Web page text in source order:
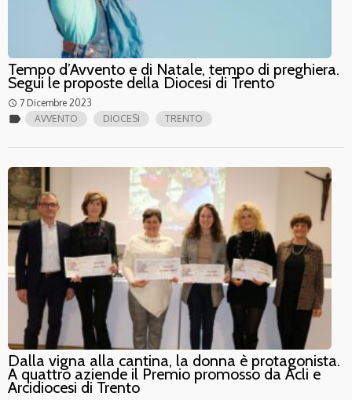
Tempo d’Avvento e di Natale, tempo di preghiera.
Segui le proposte della Diocesi di Trento
access_time 7 Dicembre 2023
label AVVENTO DIOCESI TRENTO
Dalla vigna alla cantina, la donna è protagonista.
A quattro aziende il Premio promosso da Acli e
Arcidiocesi di Trento